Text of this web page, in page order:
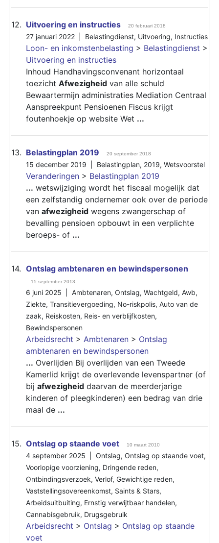
12. Uitvoering en instructies 20 februari 2018
27 januari 2022 | Belastingdienst, Uitvoering, Instructies
Loon- en inkomstenbelasting > Belastingdienst >
Uitvoering en instructies
Inhoud Handhavingsconvenant horizontaal
toezicht Afwezigheid van alle schuld
Bewaartermijn administraties Mediation Centraal
Aanspreekpunt Pensioenen Fiscus krijgt
foutenhoekje op website Wet ...
13. Belastingplan 2019 20 september 2018
15 december 2019 | Belastingplan, 2019, Wetsvoorstel
Veranderingen > Belastingplan 2019
... wetswijziging wordt het fiscaal mogelijk dat
een zelfstandig ondernemer ook over de periode
van afwezigheid wegens zwangerschap of
bevalling pensioen opbouwt in een verplichte
beroeps- of ...
14. Ontslag ambtenaren en bewindspersonen
15 september 2013
6 juni 2025 | Ambtenaren, Ontslag, Wachtgeld, Awb,
Ziekte, Transitievergoeding, No-riskpolis, Auto van de
zaak, Reiskosten, Reis- en verblijfkosten,
Bewindspersonen
Arbeidsrecht > Ambtenaren > Ontslag
ambtenaren en bewindspersonen
... Overlijden Bij overlijden van een Tweede
Kamerlid krijgt de overlevende levenspartner (of
bij afwezigheid daarvan de meerderjarige
kinderen of pleegkinderen) een bedrag van drie
maal de ...
15. Ontslag op staande voet 10 maart 2010
4 september 2025 | Ontslag, Ontslag op staande voet,
Voorlopige voorziening, Dringende reden,
Ontbindingsverzoek, Verlof, Gewichtige reden,
Vaststellingsovereenkomst, Saints & Stars,
Arbeidsuitbuiting, Ernstig verwijtbaar handelen,
Cannabisgebruik, Drugsgebruik
Arbeidsrecht > Ontslag > Ontslag op staande
voet